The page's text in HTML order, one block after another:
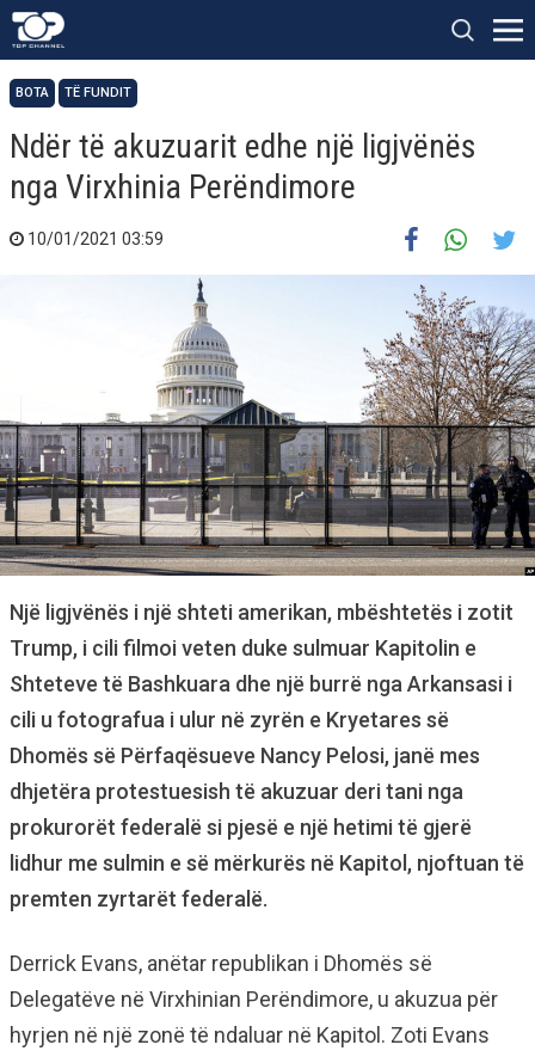
BOTA TË FUNDIT
Ndër të akuzuarit edhe një ligjvënës
nga Virxhinia Perëndimore
10/01/2021 03:59
Një ligjvënës i një shteti amerikan, mbështetës i zotit
Trump, i cili filmoi veten duke sulmuar Kapitolin e
Shteteve të Bashkuara dhe një burrë nga Arkansasi i
cili u fotografua i ulur në zyrën e Kryetares së
Dhomës së Përfaqësueve Nancy Pelosi, janë mes
dhjetëra protestuesish të akuzuar deri tani nga
prokurorët federalë si pjesë e një hetimi të gjerë
lidhur me sulmin e së mërkurës në Kapitol, njoftuan të
premten zyrtarët federalë.
Derrick Evans, anëtar republikan i Dhomës së
Delegatëve në Virxhinian Perëndimore, u akuzua për
hyrjen në një zonë të ndaluar në Kapitol. Zoti Evans